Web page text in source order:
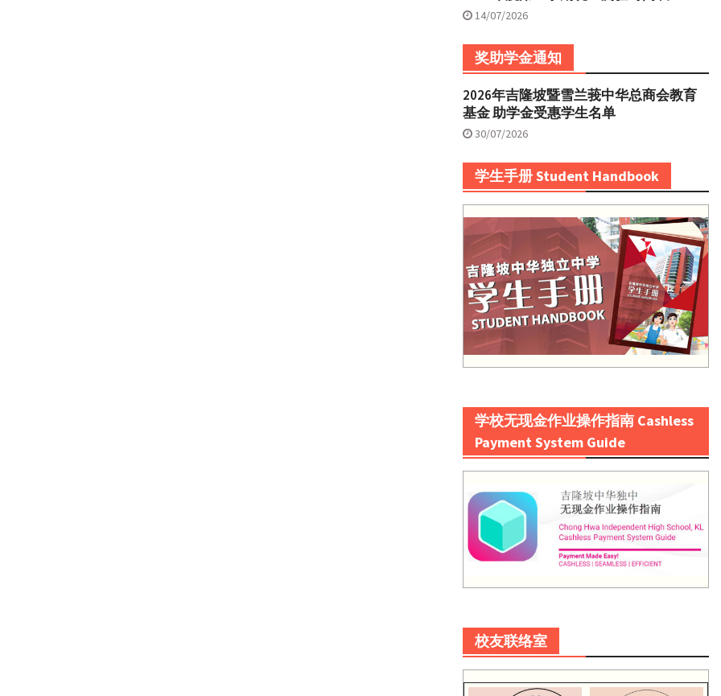
14/07/2026
奖助学金通知
2026年吉隆坡暨雪兰莪中华总商会教育
基金 助学金受惠学生名单
30/07/2026
学生手册 Student Handbook
学校无现金作业操作指南 Cashless
Payment System Guide
校友联络室